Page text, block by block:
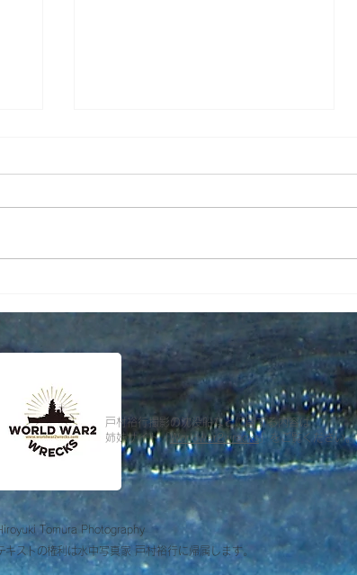
跡」調査
戸村裕行撮影の沈没船などに関する内容は
姉妹サイト「Worldwar2wrecks」をご覧ください。
Tomura Photography
キストの権利は水中写真家 戸村裕行に帰属します。